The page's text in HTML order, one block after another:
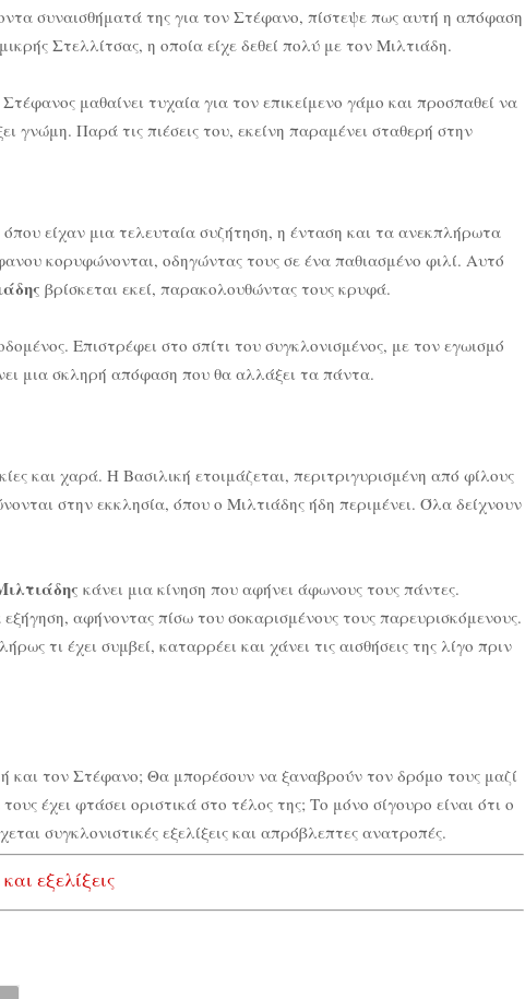
συναισθήματά της για τον Στέφανο, πίστεψε πως αυτή η απόφαση
Στελλίτσας, η οποία είχε δεθεί πολύ με τον Μιλτιάδη.
μαθαίνει τυχαία για τον επικείμενο γάμο και προσπαθεί να
γνώμη. Παρά τις πιέσεις του, εκείνη παραμένει σταθερή στην
είχαν μια τελευταία συζήτηση, η ένταση και τα ανεκπλήρωτα
κορυφώνονται, οδηγώντας τους σε ένα παθιασμένο φιλί. Αυτό
βρίσκεται εκεί, παρακολουθώντας τους κρυφά.
Επιστρέφει στο σπίτι του συγκλονισμένος, με τον εγωισμό
μια σκληρή απόφαση που θα αλλάξει τα πάντα.
και χαρά. Η Βασιλική ετοιμάζεται, περιτριγυρισμένη από φίλους
στην εκκλησία, όπου ο Μιλτιάδης ήδη περιμένει. Όλα δείχνουν
κάνει μια κίνηση που αφήνει άφωνους τους πάντες.
αφήνοντας πίσω του σοκαρισμένους τους παρευρισκόμενους.
τι έχει συμβεί, καταρρέει και χάνει τις αισθήσεις της λίγο πριν
και τον Στέφανο; Θα μπορέσουν να ξαναβρούν τον δρόμο τους μαζί
έχει φτάσει οριστικά στο τέλος της; Το μόνο σίγουρο είναι ότι ο
συγκλονιστικές εξελίξεις και απρόβλεπτες ανατροπές.
εξελίξεις